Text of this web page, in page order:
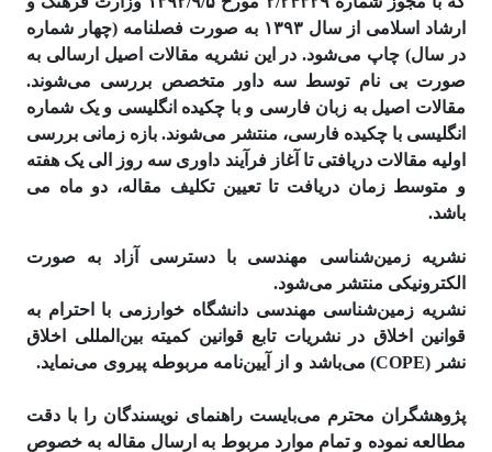
ارشاد اسلامی از سال ۱۳۹۳ به صورت فصلنامه (چهار شماره
در سال) چاپ می‌شود. در این نشریه مقالات اصیل ارسالی به
صورت بی نام توسط سه داور متخصص بررسی می‌شوند.
مقالات اصیل به زبان فارسی و با چکیده انگلیسی و یک شماره
انگلیسی با چکیده فارسی، منتشر می‌شوند. بازه زمانی بررسی
اولیه مقالات دریافتی تا آغاز فرآیند داوری سه روز الی یک هفته
و متوسط زمان دریافت تا تعیین تکلیف مقاله، دو ماه می
باشد.
نشریه زمین‌شناسی مهندسی با دسترسی آزاد به صورت
الکترونیکی منتشر می‌شود.
نشریه زمین‌شناسی مهندسی دانشگاه خوارزمی با احترام به
قوانین اخلاق در نشریات تابع قوانین کمیته بین‌المللی اخلاق
نشر (COPE) می‌باشد و از آیین‌نامه مربوطه پیروی می‌نماید.
پژوهشگران محترم می‌بایست راهنمای نویسندگان را با دقت
مطالعه نموده و تمام موارد مربوط به ارسال مقاله به خصوص